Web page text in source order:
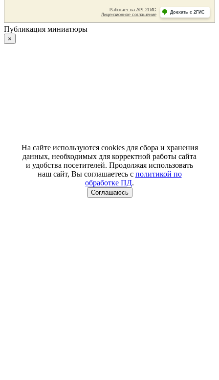
Публикация миниатюры
×
На сайте используются cookies для сбора и хранения
данных, необходимых для корректной работы сайта
и удобства посетителей. Продолжая использовать
наш сайт, Вы соглашаетесь с политикой по
обработке ПД.
Соглашаюсь